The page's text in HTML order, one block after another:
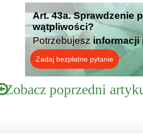
Art. 43a. Sprawdzenie
wątpliwości?
Potrzebujesz informacji
Zadaj bezpłatne pytanie
Zobacz poprzedni